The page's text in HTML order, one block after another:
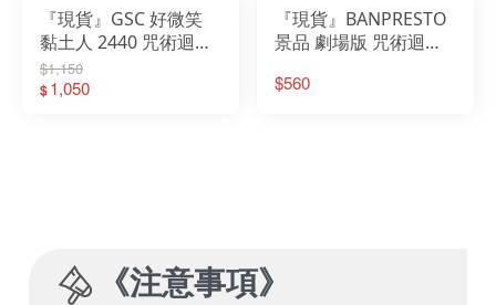
『現貨』GSC 好微笑
黏土人 2440 咒術迴戰
五條悟 五条悟 西裝Ver
$1,150
$1,050
『現貨』BANPRESTO
景品 劇場版 咒術迴戰0
$560
《注意事項》